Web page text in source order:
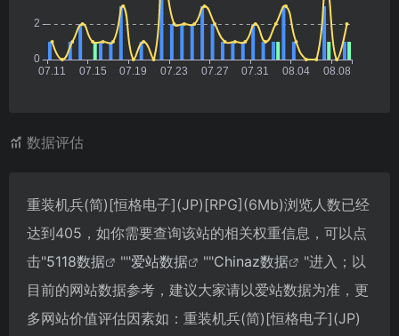
数据评估
重装机兵(简)[恒格电子](JP)[RPG](6Mb)浏览人数已经
达到405，如你需要查询该站的相关权重信息，可以点
击"5118数据 ""爱站数据 ""Chinaz数据
"进入；以
目前的网站数据参考，建议大家请以爱站数据为准，更
多网站价值评估因素如：重装机兵(简)[恒格电子](JP)